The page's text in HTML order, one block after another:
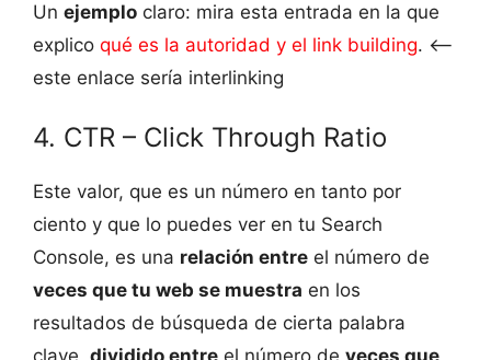
Un ejemplo claro: mira esta entrada en la que
explico qué es la autoridad y el link building. <–
este enlace sería interlinking
4. CTR – Click Through Ratio
Este valor, que es un número en tanto por
ciento y que lo puedes ver en tu Search
Console, es una relación entre el número de
veces que tu web se muestra en los
resultados de búsqueda de cierta palabra
clave, dividido entre el número de veces que